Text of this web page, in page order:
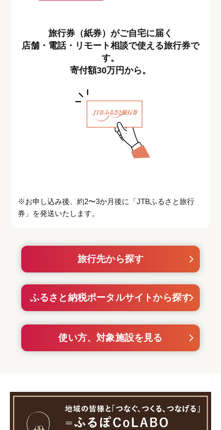
旅行券（紙券）がご自宅に届く
店舗・電話・リモート相談で使える旅行券で
す。
寄付額30万円から。
※お申し込み後、約2〜3か月後に「JTBふるさと旅行
券」を発送いたします。
旅行先から探す
ふるさと納税ポータルサイトから探す
使い方、対象施設を見る